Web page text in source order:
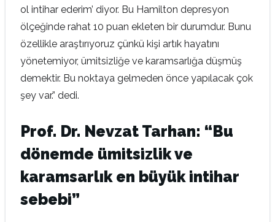
ol intihar ederim’ diyor. Bu Hamilton depresyon
ölçeğinde rahat 10 puan ekleten bir durumdur. Bunu
özellikle araştırıyoruz çünkü kişi artık hayatını
yönetemiyor, ümitsizliğe ve karamsarlığa düşmüş
demektir. Bu noktaya gelmeden önce yapılacak çok
şey var.” dedi.
Prof. Dr. Nevzat Tarhan: “Bu
dönemde ümitsizlik ve
karamsarlık en büyük intihar
sebebi”